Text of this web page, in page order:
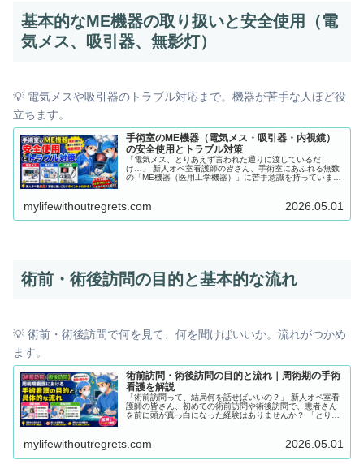
基本的なME機器の取り扱いと安全使用（電
気メス、吸引器、無影灯）
💡 電気メスや吸引器のトラブル対応まで。機器が苦手な人ほど役
立ちます。
手術室のME機器（電気メス・吸引器・内視鏡）
の安全使用とトラブル対策
「電気メス、とりあえず言われた通りに渡しているだ
け…」 新人オペ室看護師の皆さん、手術室にあふれる無数
の「ME機器（医用工学機器）」に苦手意識を持っていませ
人が通る道です。 一方、指導者の皆さんも、「機器の『操
作手順』は教えているけれど、それに潜む『危険性や仕組
み』までは新人に伝えきれていない」と悩むことが多い分
mylifewithoutregrets.com 2026.05.01
術前・術後訪問の目的と基本的な流れ
💡 術前・術後訪問で何を見て、何を聞けばいいか。流れがつかめ
ます。
術前訪問・術後訪問の目的と流れ｜周術期の手術
看護を解説
「術前訪問って、結局何を話せばいいの？」 新人オペ室看
護師の皆さん、初めての術前訪問や術後訪問で、患者さん
を前に頭が真っ白になった経験はありませんか？ 「とりあ
の「顔見せ」になってしまっている新人は少なくありませ
ん。 指導者の方も、「やり方は教えているけれど、それが
『なぜ必要なのか』という本質的な意味を新人に伝えきれ
mylifewithoutregrets.com 2026.05.01